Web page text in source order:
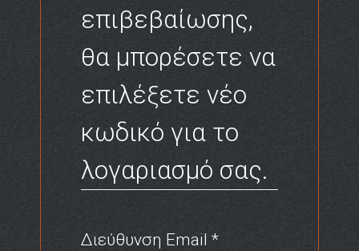
επιβεβαίωσης,
θα μπορέσετε να
επιλέξετε νέο
κωδικό για το
λογαριασμό σας.
Διεύθυνση Email *